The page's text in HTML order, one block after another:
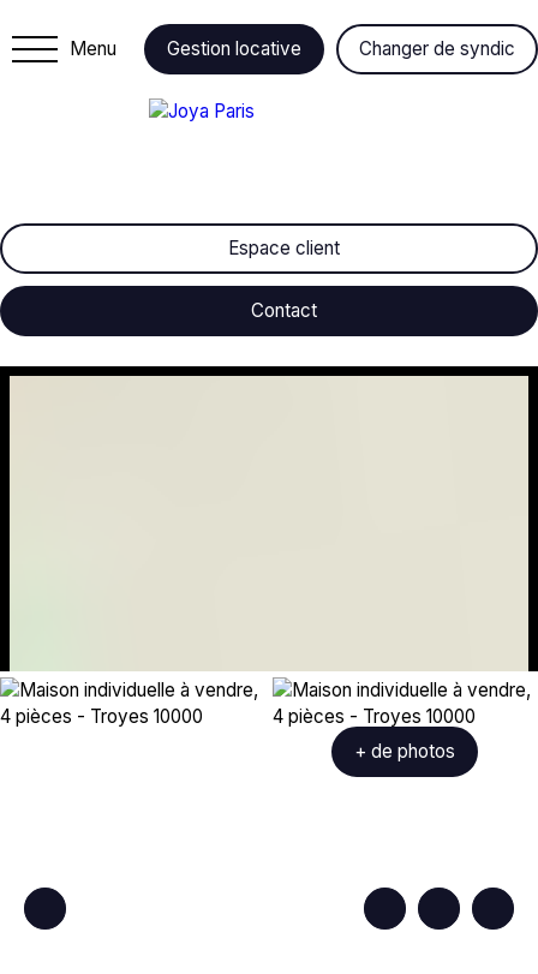
Menu Gestion locative Changer de syndic
Espace client
Contact
+ de photos